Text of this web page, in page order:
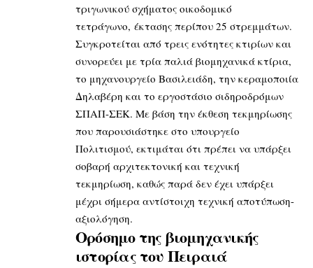
τριγωνικού σχήματος οικοδομικό
τετράγωνο, έκτασης περίπου 25 στρεμμάτων.
Συγκροτείται από τρεις ενότητες κτιρίων και
συνορεύει με τρία παλιά βιομηχανικά κτίρια,
το μηχανουργείο Βασιλειάδη, την κεραμοποιία
Δηλαβέρη και το εργοστάσιο σιδηροδρόμων
ΣΠΑΠ-ΣΕΚ. Με βάση την έκθεση τεκμηρίωσης
που παρουσιάστηκε στο υπουργείο
Πολιτισμού, εκτιμάται ότι πρέπει να υπάρξει
σοβαρή αρχιτεκτονική και τεχνική
τεκμηρίωση, καθώς παρά δεν έχει υπάρξει
μέχρι σήμερα αντίστοιχη τεχνική αποτύπωση-
αξιολόγηση.
Ορόσημο της βιομηχανικής
ιστορίας του Πειραιά